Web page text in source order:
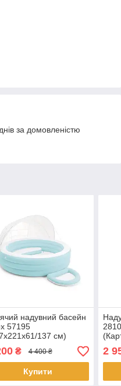
за домовленістю
надувний басейн
57195
137 см)
навіс, надувне
піддон для
ніг
₴ 4 400 ₴
Купити
2